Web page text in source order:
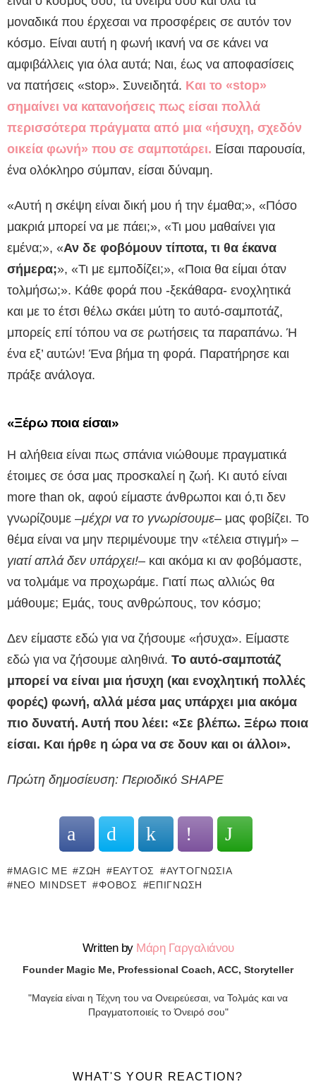
μοναδικά που έρχεσαι να προσφέρεις σε αυτόν τον
κόσμο. Είναι αυτή η φωνή ικανή να σε κάνει να
αμφιβάλλεις για όλα αυτά; Ναι, έως να αποφασίσεις
να πατήσεις «stop». Συνειδητά. Και το «stop»
σημαίνει να κατανοήσεις πως είσαι πολλά
περισσότερα πράγματα από μια «ήσυχη, σχεδόν
οικεία φωνή» που σε σαμποτάρει. Είσαι παρουσία,
ένα ολόκληρο σύμπαν, είσαι δύναμη.
«Αυτή η σκέψη είναι δική μου ή την έμαθα;», «Πόσο
μακριά μπορεί να με πάει;», «Τι μου μαθαίνει για
εμένα;», «Αν δε φοβόμουν τίποτα, τι θα έκανα
σήμερα;», «Τι με εμποδίζει;», «Ποια θα είμαι όταν
τολμήσω;». Κάθε φορά που -ξεκάθαρα- ενοχλητικά
και με το έτσι θέλω σκάει μύτη το αυτό-σαμποτάζ,
μπορείς επί τόπου να σε ρωτήσεις τα παραπάνω. Ή
ένα εξ’ αυτών! Ένα βήμα τη φορά. Παρατήρησε και
πράξε ανάλογα.
«Ξέρω ποια είσαι»
Η αλήθεια είναι πως σπάνια νιώθουμε πραγματικά
έτοιμες σε όσα μας προσκαλεί η ζωή. Κι αυτό είναι
more than ok, αφού είμαστε άνθρωποι και ό,τι δεν
γνωρίζουμε –μέχρι να το γνωρίσουμε– μας φοβίζει. Το
θέμα είναι να μην περιμένουμε την «τέλεια στιγμή» –
γιατί απλά δεν υπάρχει!– και ακόμα κι αν φοβόμαστε,
να τολμάμε να προχωράμε. Γιατί πως αλλιώς θα
μάθουμε; Εμάς, τους ανθρώπους, τον κόσμο;
Δεν είμαστε εδώ για να ζήσουμε «ήσυχα». Είμαστε
εδώ για να ζήσουμε αληθινά. Το αυτό-σαμποτάζ
μπορεί να είναι μια ήσυχη (και ενοχλητική πολλές
φορές) φωνή, αλλά μέσα μας υπάρχει μια ακόμα
πιο δυνατή. Αυτή που λέει: «Σε βλέπω. Ξέρω ποια
είσαι. Και ήρθε η ώρα να σε δουν και οι άλλοι».
Πρώτη δημοσίευση: Περιοδικό SHAPE
MAGIC ME ΖΩΉ ΕΑΥΤΌΣ
ΑΥΤΟΓΝΩΣΊΑ
ΝΈΟ MINDSET
ΦΌΒΟΣ ΕΠΊΓΝΩΣΗ
Written by Μάρη Γαργαλιάνου
Founder Magic Me, Professional Coach, ACC, Storyteller
"Μαγεία είναι η Τέχνη του να Ονειρεύεσαι, να Τολμάς και να
Πραγματοποιείς το Όνειρό σου"
WHAT'S YOUR REACTION?